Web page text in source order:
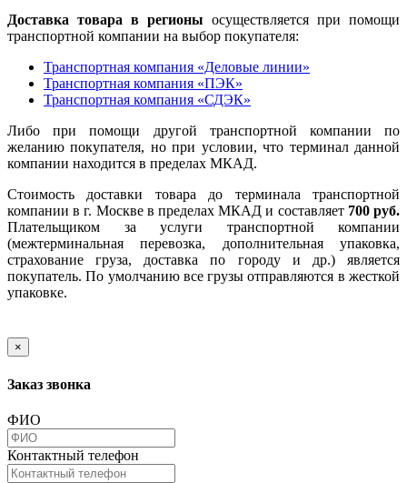
Доставка товара в регионы осуществляется при помощи
транспортной компании на выбор покупателя:
Транспортная компания «Деловые линии»
Транспортная компания «ПЭК»
Транспортная компания «СДЭК»
Либо при помощи другой транспортной компании по
желанию покупателя, но при условии, что терминал данной
компании находится в пределах МКАД.
Стоимость доставки товара до терминала транспортной
компании в г. Москве в пределах МКАД и составляет 700 руб.
Плательщиком за услуги транспортной компании
(межтерминальная перевозка, дополнительная упаковка,
страхование груза, доставка по городу и др.) является
покупатель. По умолчанию все грузы отправляются в жесткой
упаковке.
×
Заказ звонка
ФИО
Контактный телефон